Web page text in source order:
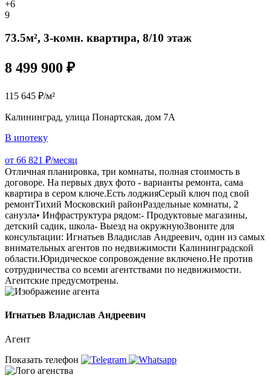
+6
9
73.5м², 3-комн. квартира, 8/10 этаж
8 499 900 ₽
115 645 ₽/м²
Калининград, улица Понартская, дом 7А
В ипотеку
от 66 821 ₽/месяц
Отличная планировка, три комнаты, полная стоимость в
договоре. На первых двух фото - варианты ремонта, сама
квартира в сером ключе.Есть лоджияСерый ключ под свой
ремонтТихий Московский районРаздельные комнаты, 2
санузла• Инфраструктура рядом:- Продуктовые магазины,
детский садик, школа- Выезд на окружнуюЗвоните для
консультации: Игнатьев Владислав Андреевич, один из самых
внимательных агентов по недвижимости Калининградской
области.Юридическое сопровождение включено.Не против
сотрудничества со всеми агентствами по недвижимости.
Агентские предусмотрены.
Игнатьев Владислав Андреевич
Агент
Показать телефон